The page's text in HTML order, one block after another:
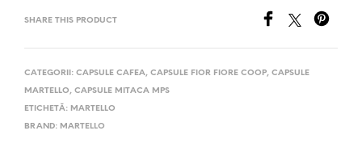
din 5
SHARE THIS PRODUCT
CATEGORII: CAPSULE CAFEA, CAPSULE FIOR FIORE COOP, CAPSULE
MARTELLO, CAPSULE MITACA MPS
ETICHETĂ: MARTELLO
BRAND: MARTELLO